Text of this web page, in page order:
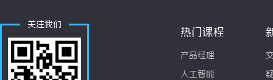
关注我们
热门课程
产品经理
人工智能